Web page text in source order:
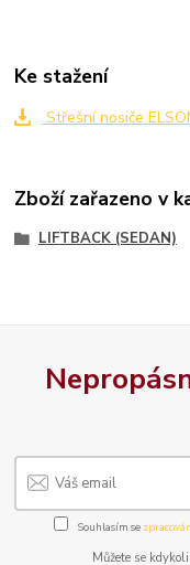
Ke stažení
Střešní nosiče
Zboží zařazeno v
LIFTBACK (SEDAN)
Souhlasím se
Můžete se